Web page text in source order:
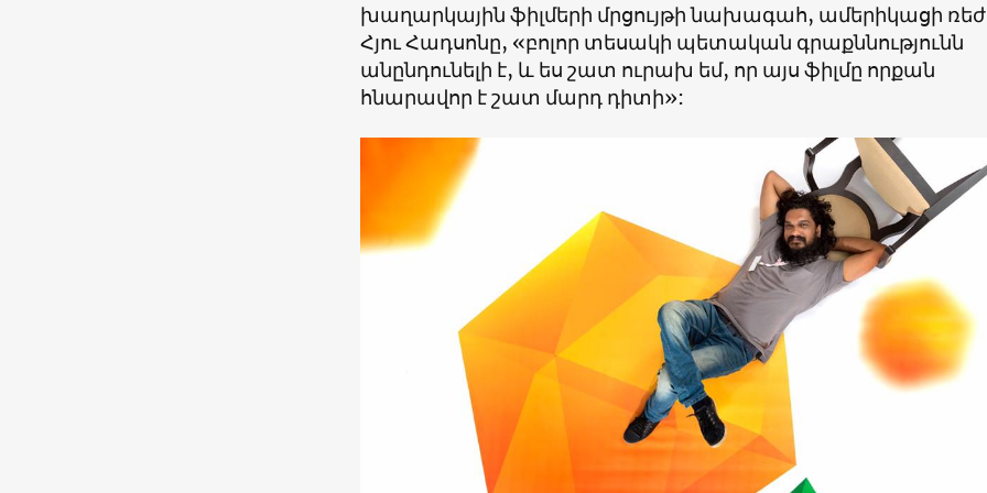
խաղարկային ֆիլմերի մրցույթի նախագահ, ամերիկացի
Հյու Հադսոնը, «բոլոր տեսակի պետական գրաքննությունն
անընդունելի է, և ես շատ ուրախ եմ, որ այս ֆիլմը որքան
հնարավոր է շատ մարդ դիտի»: